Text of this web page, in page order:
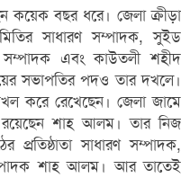
বছর ধরে। জেলা ক্রীড়া
সাধারণ সম্পাদক, সুইড
সম্পাদক এবং কাউতলী শহীদ
সভাপতির পদও তার দখলে।
করে রেখেছেন। জেলা জামে
শাহ আলম। তার নিজ
সাধারণ সম্পাদক,
শাহ আলম। আর তাতেই